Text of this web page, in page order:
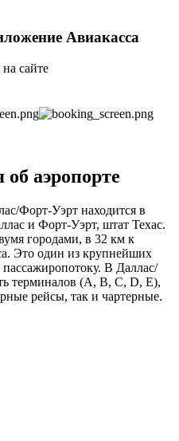
Авиакасса
сайте
аэропорте
Форт-Уэрт находится в
и Форт-Уэрт, штат Техас.
городами, в 32 км к
Это один из крупнейших
В Даллас/
терминалов (A, B, C, D, E),
рейсы, так и чартерные.